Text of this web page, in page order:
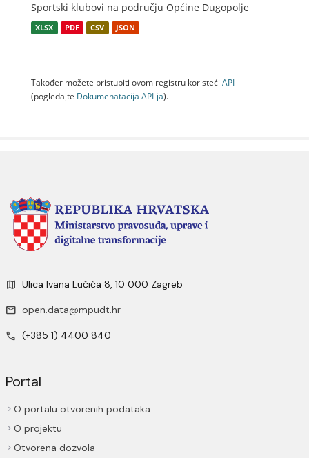
Sportski klubovi na području Općine Dugopolje
XLSX PDF CSV JSON
Također možete pristupiti ovom registru koristeći API
(pogledajte Dokumenаtаcijа API-jа).